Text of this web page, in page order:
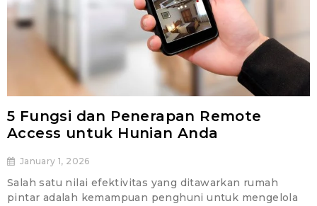
5 Fungsi dan Penerapan Remote
Access untuk Hunian Anda
January 1, 2026
Salah satu nilai efektivitas yang ditawarkan rumah
pintar adalah kemampuan penghuni untuk mengelola